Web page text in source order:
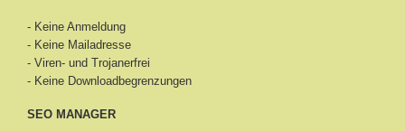
- Keine Anmeldung
- Keine Mailadresse
- Viren- und Trojanerfrei
- Keine Downloadbegrenzungen
SEO MANAGER